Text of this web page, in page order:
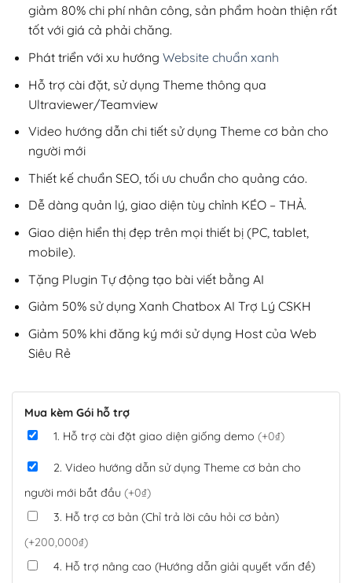
giảm 80% chi phí nhân công, sản phẩm hoàn thiện rất
tốt với giá cả phải chăng.
Phát triển với xu hướng Website chuẩn xanh
Hỗ trợ cài đặt, sử dụng Theme thông qua
Ultraviewer/Teamview
Video hướng dẫn chi tiết sử dụng Theme cơ bản cho
người mới
Thiết kế chuẩn SEO, tối ưu chuẩn cho quảng cáo.
Dễ dàng quản lý, giao diện tùy chỉnh KÉO – THẢ.
Giao diện hiển thị đẹp trên mọi thiết bị (PC, tablet,
mobile).
Tặng Plugin Tự động tạo bài viết bằng AI
Giảm 50% sử dụng Xanh Chatbox AI Trợ Lý CSKH
Giảm 50% khi đăng ký mới sử dụng Host của Web
Siêu Rẻ
Mua kèm Gói hỗ trợ
1. Hỗ trợ cài đặt giao diện giống demo (+0₫)
2. Video hướng dẫn sử dụng Theme cơ bản cho
người mới bắt đầu (+0₫)
3. Hỗ trợ cơ bản (Chỉ trả lời câu hỏi cơ bản)
(+200,000₫)
4. Hỗ trợ nâng cao (Hướng dẫn giải quyết vấn đề)